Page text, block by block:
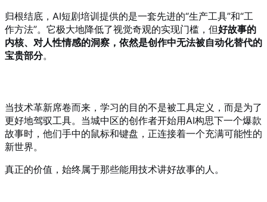
归根结底，AI短剧培训提供的是一套先进的“生产工具”和“工
作方法”。它极大地降低了视觉奇观的实现门槛，但好故事的
内核、对人性情感的洞察，依然是创作中无法被自动化替代的
宝贵部分。
当技术革新席卷而来，学习的目的不是被工具定义，而是为了
更好地驾驭工具。当城中区的创作者开始用AI构思下一个爆款
故事时，他们手中的鼠标和键盘，正连接着一个充满可能性的
新世界。
真正的价值，始终属于那些能用技术讲好故事的人。